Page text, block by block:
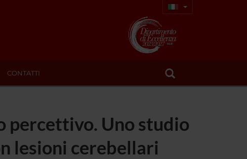
CONTATTI
percettivo. Uno studio
lesioni cerebellari